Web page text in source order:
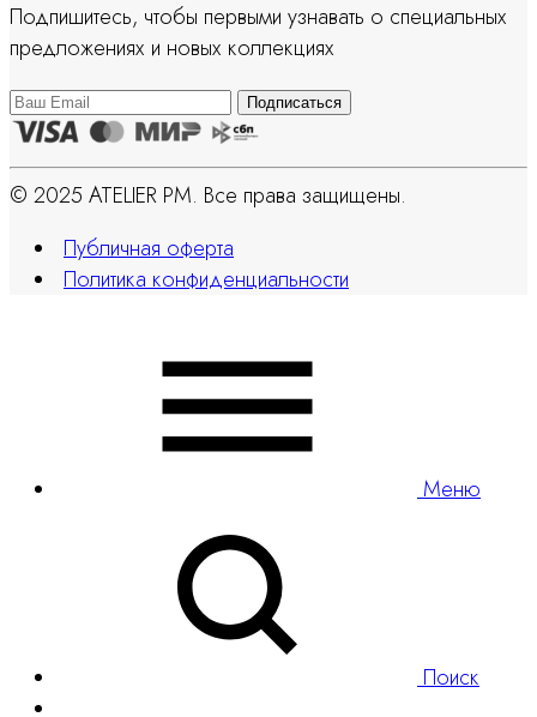
Подпишитесь, чтобы первыми узнавать о специальных
предложениях и новых коллекциях
© 2025 ATELIER PM. Все права защищены.
Публичная оферта
Политика конфиденциальности
Меню
Поиск